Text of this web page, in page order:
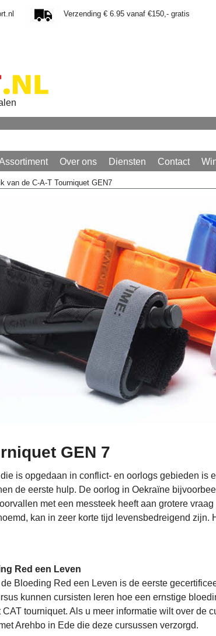
Verzending € 6.95 vanaf €150,- gratis
Over ons Diensten Contact
van de C-A-T Tourniquet GEN7
GEN 7
is opgedaan in conflict- en oorlogs gebieden is
de eerste hulp. De oorlog in Oekraïne
met een messteek heeft aan grotere
kan in zeer korte tijd levensbedreigend zijn.
Red een Leven
Bloeding Red een Leven is de eerste
kunnen cursisten leren hoe een ernstige
CAT tourniquet. Als u meer informatie wilt over de
Arehbo in Ede die deze cursussen verzorgd.